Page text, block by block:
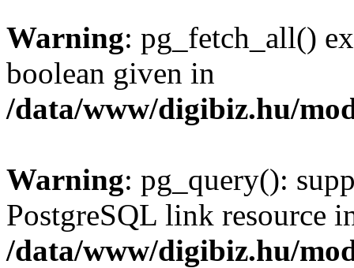
Warning: pg_fetch_all()
boolean given in
/data/www/digibiz.hu/
Warning: pg_query():
PostgreSQL link resource
/data/www/digibiz.hu/